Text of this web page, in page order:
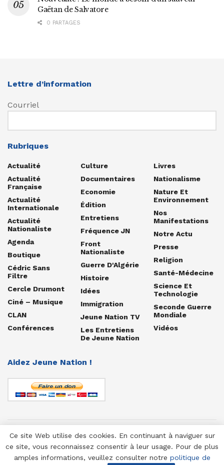
Gaëtan de Salvatore
0 PARTAGES
Lettre d’information
Courriel
Rubriques
Actualité
Actualité
Française
Actualité
Internationale
Actualité
Nationaliste
Agenda
Boutique
Cédric Sans
Filtre
Cercle Drumont
Ciné – Musique
CLAN
Conférences
Culture
Documentaires
Economie
Édition
Entretiens
Fréquence JN
Front
Nationaliste
Guerre D'Algérie
Histoire
Idées
Immigration
Jeune Nation TV
Les Entretiens
De Jeune Nation
Livres
Nationalisme
Nature Et
Environnement
Nos
Manifestations
Notre Actu
Presse
Religion
Santé-Médecine
Science Et
Technologie
Seconde Guerre
Mondiale
Vidéos
Aidez Jeune Nation !
© 1958-2025 Jeune Nation
Ce site Web utilise des cookies. En continuant à naviguer sur
ce site, vous reconnaissez consentir à leur usage. Pour de plus
amples informations, veuillez consulter notre politique de